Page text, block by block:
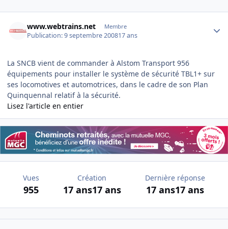
www.webtrains.net Membre
Publication:9 septembre 200817 ans
La SNCB vient de commander à Alstom Transport 956
équipements pour installer le système de sécurité TBL1+ sur
ses locomotives et automotrices, dans le cadre de son Plan
Quinquennal relatif à la sécurité.
Lisez l'article en entier
Vues
955
Création
17 ans17 ans
Dernière réponse
17 ans17 ans